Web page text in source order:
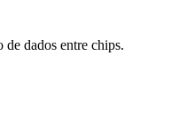
dados entre chips.